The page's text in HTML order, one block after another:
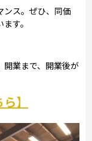
ンス。ぜひ、同価
す。
開業まで、開業後が
】